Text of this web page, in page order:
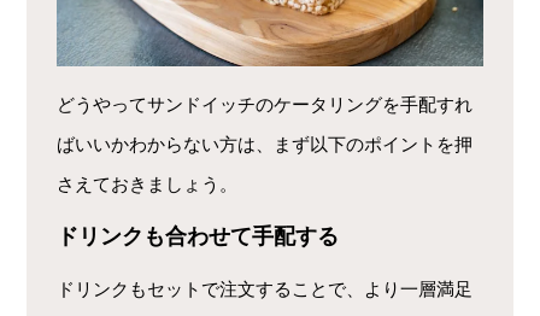
どうやってサンドイッチのケータリングを手配すれ
ばいいかわからない方は、まず以下のポイントを押
さえておきましょう。
ドリンクも合わせて手配する
ドリンクもセットで注文することで、より一層満足